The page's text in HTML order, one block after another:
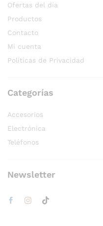
Ofertas del día
Productos
Contacto
Mi cuenta
Políticas de Privacidad
Categorías
Accesorios
Electrónica
Teléfonos
Newsletter